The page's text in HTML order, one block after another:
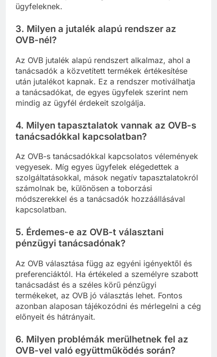
ügyfeleknek.
3. Milyen a jutalék alapú rendszer az
OVB-nél?
Az OVB jutalék alapú rendszert alkalmaz, ahol a
tanácsadók a közvetített termékek értékesítése
után jutalékot kapnak. Ez a rendszer motiválhatja
a tanácsadókat, de egyes ügyfelek szerint nem
mindig az ügyfél érdekeit szolgálja.
4. Milyen tapasztalatok vannak az OVB-s
tanácsadókkal kapcsolatban?
Az OVB-s tanácsadókkal kapcsolatos vélemények
vegyesek. Míg egyes ügyfelek elégedettek a
szolgáltatásokkal, mások negatív tapasztalatokról
számolnak be, különösen a toborzási
módszerekkel és a tanácsadók hozzáállásával
kapcsolatban.
5. Érdemes-e az OVB-t választani
pénzügyi tanácsadónak?
Az OVB választása függ az egyéni igényektől és
preferenciáktól. Ha értékeled a személyre szabott
tanácsadást és a széles körű pénzügyi
termékeket, az OVB jó választás lehet. Fontos
azonban alaposan tájékozódni és mérlegelni a cég
előnyeit és hátrányait.
6. Milyen problémák merülhetnek fel az
OVB-vel való együttműködés során?